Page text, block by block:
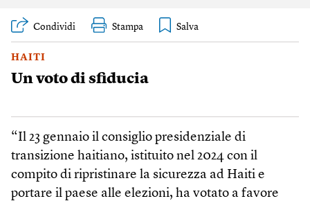
Condividi Stampa
HAITI
Un voto di sfiducia
“Il 23 gennaio il consiglio presidenziale di
transizione haitiano, istituito nel 2024 con il
compito di ripristinare la sicurezza ad Haiti e
portare il paese alle elezioni, ha votato a favore